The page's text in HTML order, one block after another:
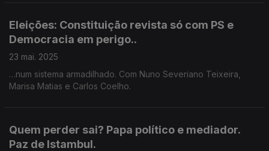
Eleições: Constituição revista só com PS e
Democracia em perigo..
23 mai. 2025
…num sistema armadilhado. Com Nuno Severiano Teixeira,
Marisa Matias e Carlos Coelho.
Quem perder sai? Papa político e mediador.
Paz de Istambul.